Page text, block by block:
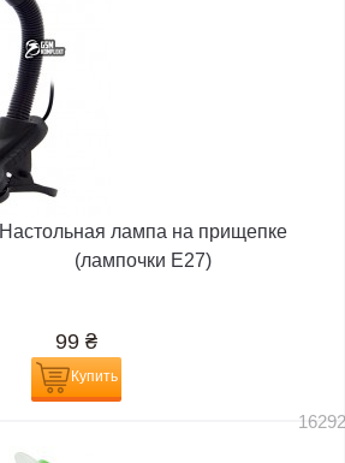
Настольная лампа на прищепке
(лампочки E27)
99 ₴
Купить